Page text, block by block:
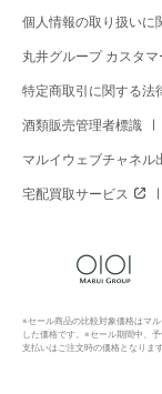
個人情報の取り扱いに
丸井グループ カスタ
特定商取引に関する法
酒類販売管理者標識
マルイウェブチャネル
宅配買取サービス
※セール商品の比較対象価格はマ
した価格です。※セール期間中、
支払いはご注文時の価格となりま